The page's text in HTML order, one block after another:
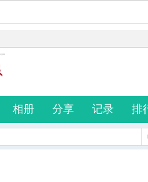
相册 分享 记录 排